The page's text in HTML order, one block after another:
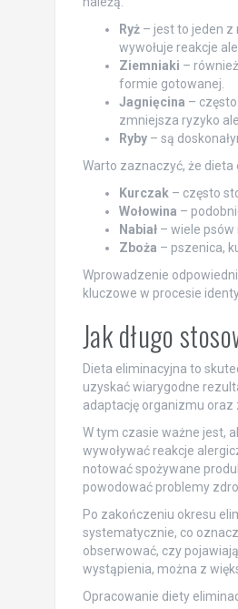
Ryż– jest to jeden z
wywołuje reakcje
Ziemniaki –
formie gotowanej.
Jagnięcina –
zmniejsza ryzyko
Ryby– są
Warto zaznaczyć, że
Kurczak– często
Wołowina –
Nabiał– wiele psów
Zboża – pszenica,
Wprowadzenie
kluczowe w procesie
Jak długo
Dieta eliminacyjna to
uzyskać wiarygodne
adaptację organizmu
W tym czasie ważne jest,
wywoływać reakcje
notować spożywane
powodować problemy
Po zakończeniu okresu
systematycznie, co
obserwować, czy
wystąpienia, można z
Opracowanie diety